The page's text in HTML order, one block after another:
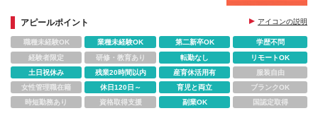
アピールポイント アイコンの説明
職種未経験OK 業種未経験OK 第二新卒OK
学歴不問
経験者限定
研修・教育あり 転勤なし
リモートOK
土日祝休み
残業20時間以内 産育休活用有
服装自由
女性管理職在籍
休日120日～ 育児と両立
ブランクOK
時短勤務あり
資格取得支援 副業OK 国認定取得